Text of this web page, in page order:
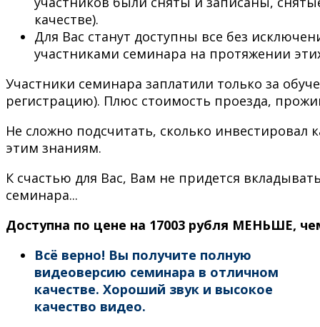
качестве).
Для Вас станут доступны все без
участниками семинара на протяжении
Участники семинара заплатили только за
регистрацию). Плюс стоимость проезда,
Не сложно подсчитать, сколько
этим знаниям.
К счастью для Вас, Вам не придется
семинара...
Доступна по цене на 17003 рубля МЕНЬШЕ,
Всё верно! Вы получите полную
видеоверсию семинара в отличном
качестве. Хороший звук и высокое
качество видео.